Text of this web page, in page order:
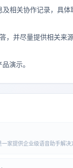
相关协作记录，具体
，并尽量提供相关来源
演示。
一家提供企业级语音助手解决